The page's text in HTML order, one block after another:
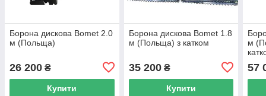
Борона дискова Bomet 2.0
м (Польща)
26 200 ₴
Купити
Борона дискова Bomet 1.8
м (Польща) з катком
35 200₴
Купити
м
57